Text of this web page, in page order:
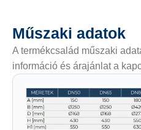
Műszaki adatok
A termékcsalád műszaki
információ és árajánlat a